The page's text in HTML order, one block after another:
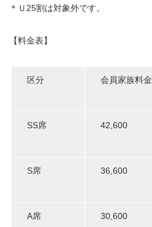
＊Ｕ25割は対象外です。
【料金表】
区分 会員家族料金
SS席 42,600
S席 36,600
A席 30,600